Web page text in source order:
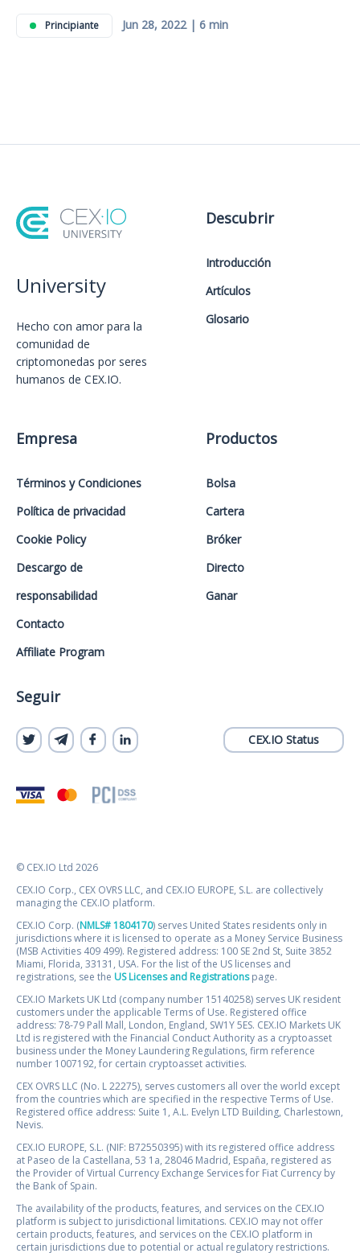
Principiante Jun 28, 2022 | 6 min
University
Hecho con amor️ para la
comunidad de
criptomonedas por seres
humanos de CEX.IO.
Descubrir
Introducción
Artículos
Glosario
Empresa
Términos y Condiciones
Política de privacidad
Cookie Policy
Descargo de
responsabilidad
Contacto
Affiliate Program
Productos
Bolsa
Cartera
Bróker
Directo
Ganar
Seguir
CEX.IO Status
© CEX.IO Ltd 2026
CEX.IO Corp., CEX OVRS LLC, and CEX.IO EUROPE, S.L. are collectively
managing the CEX.IO platform.
CEX.IO Corp. (NMLS# 1804170) serves United States residents only in
jurisdictions where it is licensed to operate as a Money Service Business
(MSB Activities 409 499). Registered address: 100 SE 2nd St, Suite 3852
Miami, Florida, 33131, USA. For the list of the US licenses and
registrations, see the US Licenses and Registrationspage.
CEX.IO Markets UK Ltd (company number 15140258) serves UK resident
customers under the applicable Terms of Use. Registered office
address: 78-79 Pall Mall, London, England, SW1Y 5ES. CEX.IO Markets UK
Ltd is registered with the Financial Conduct Authority as a cryptoasset
business under the Money Laundering Regulations, firm reference
number 1007192, for certain cryptoasset activities.
CEX OVRS LLC (No. L 22275), serves customers all over the world except
from the countries which are specified in the respective Terms of Use.
Registered office address: Suite 1, A.L. Evelyn LTD Building, Charlestown,
Nevis.
CEX.IO EUROPE, S.L. (NIF: B72550395) with its registered office address
at Paseo de la Castellana, 53 1a, 28046 Madrid, España, registered as
the Provider of Virtual Currency Exchange Services for Fiat Currency by
the Bank of Spain.
The availability of the products, features, and services on the CEX.IO
platform is subject to jurisdictional limitations. CEX.IO may not offer
certain products, features, and services on the CEX.IO platform in
certain jurisdictions due to potential or actual regulatory restrictions.